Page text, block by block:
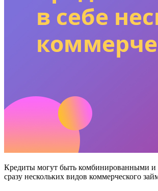
Кредиты могут быть комбинированными и
сразу нескольких видов коммерческого